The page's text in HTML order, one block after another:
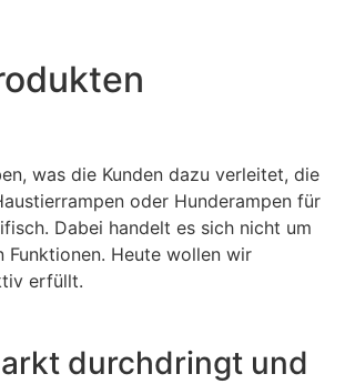
was die Kunden dazu verleitet, die
oder Hunderampen für
Dabei handelt es sich nicht um
Heute wollen wir
erfüllt.
durchdringt und